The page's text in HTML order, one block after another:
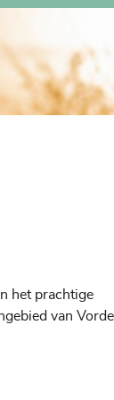
het prachtige
van